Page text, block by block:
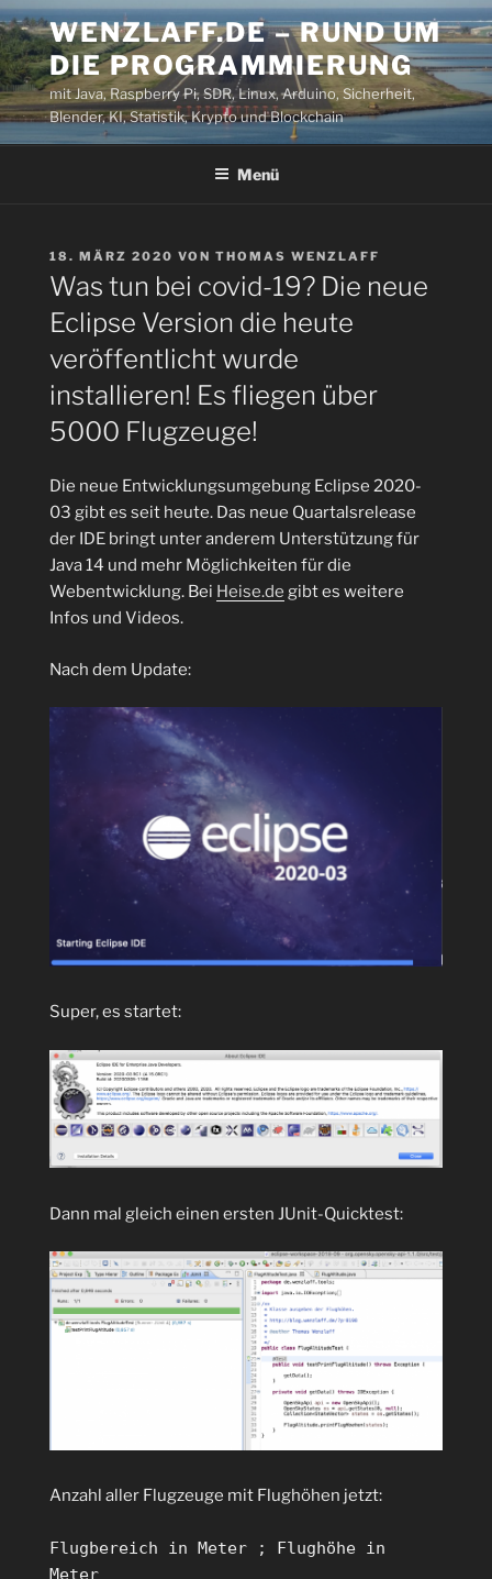
Zum
Inhalt
springen
WENZLAFF.DE – RUND UM
DIE PROGRAMMIERUNG
mit Java, Raspberry Pi, SDR, Linux, Arduino, Sicherheit,
Blender, KI, Statistik, Krypto und Blockchain
Menü
VERÖFFENTLICHT
AM
18. MÄRZ 2020 VON THOMAS WENZLAFF
Was tun bei covid-19? Die neue
Eclipse Version die heute
veröffentlicht wurde
installieren! Es fliegen über
5000 Flugzeuge!
Die neue Entwicklungsumgebung Eclipse 2020-
03 gibt es seit heute. Das neue Quartalsrelease
der IDE bringt unter anderem Unterstützung für
Java 14 und mehr Möglichkeiten für die
Webentwicklung. Bei Heise.de gibt es weitere
Infos und Videos.
Nach dem Update:
Super, es startet:
Dann mal gleich einen ersten JUnit-Quicktest:
Anzahl aller Flugzeuge mit Flughöhen jetzt:
Flugbereich in Meter ; Flughöhe in
Meter